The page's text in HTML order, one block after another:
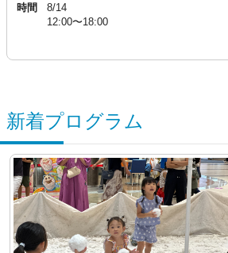
時間
8/14
12:00〜18:00
新着プログラム